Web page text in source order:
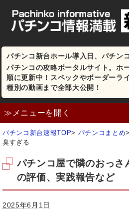
パチンコ新台ホール導入日、パチン
パチンコの攻略ポータルサイト。ホ
順に更新中！スペックやボーダーラ
種別の動画まで全部大公開！
≫メニューを開く
パチンコ新台速報TOP> パチンコまとめ
臭すぎる
パチンコ屋で隣のおっさ
の評価、実践報告など
2025年6月1日